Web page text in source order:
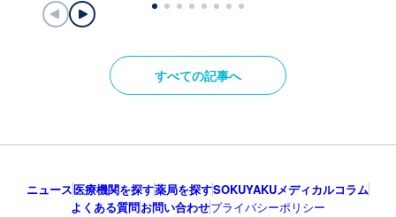
すべての記事へ
ニュース医療機関を探す薬局を探すSOKUYAKUメディカルコラム
よくある質問お問い合わせプライバシーポリシー